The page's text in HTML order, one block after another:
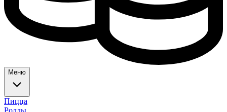
Меню
Пицца
Роллы